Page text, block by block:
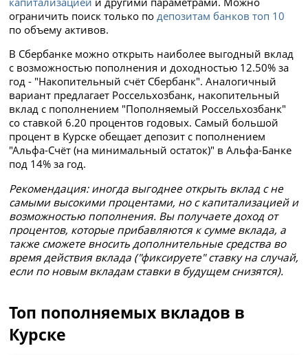
ограничить поиск только подепозитам банков топ 10
по объему активов.
В Сбербанке можно открыть наиболее выгодный вклад
с возможностью пополнения и доходностью 12.50% за
год - "Накопительный счёт Сбербанк". Аналогичный
вариант предлагает Россельхозбанк, накопительный
вклад с пополнением "Пополняемый Россельхозбанк"
со ставкой 6.20 процентов годовых. Самый большой
процент в Курске обещает депозит с пополнением
"Альфа-Счёт (на минимальный остаток)" в Альфа-Банке
под 14% за год.
Рекомендация: иногда выгоднее открыть вклад с не
самыми высокими процентами, но с капитализацией и
возможностью пополнения. Вы получаете доход от
процентов, которые прибавляются к сумме вклада, а
также сможете вносить дополнительные средства во
время действия вклада ("фиксируете" ставку на случай,
если по новым вкладам ставки в будущем снизятся).
Топ пополняемых вкладов в
Курске